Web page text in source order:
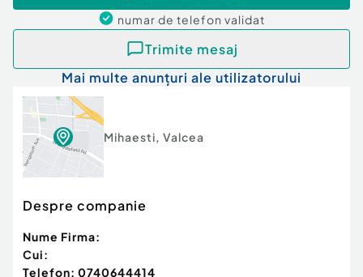
numar de telefon validat
Trimite mesaj
Mai multe anunțuri ale utilizatorului
Mihaesti, Valcea
Despre companie
Nume Firma:
Cui:
Telefon: 0740644414